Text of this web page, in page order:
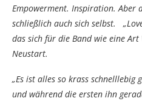
Empowerment. Inspiration. Aber
schließlich auch sich selbst.
das sich für die Band wie eine
Neustart.
„Es ist alles so krass schnelllebig
und während die ersten ihn